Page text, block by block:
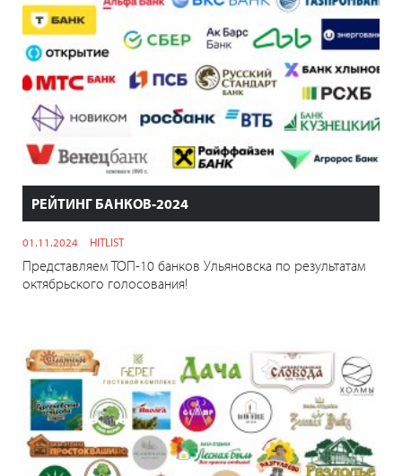
РЕЙТИНГ БАНКОВ-2024
01.11.2024 HITLIST
Представляем ТОП-10 банков Ульяновска по результатам
октябрьского голосования!